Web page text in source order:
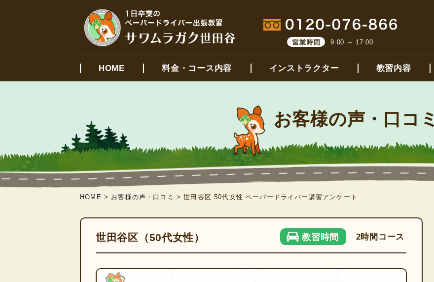
9:00 ～ 17:00
HOME 料金・コース内容 インストラクター 教習内容
お客様の声・口コミ
HOME > お客様の声・口コミ >世田谷区 50代女性 ペーパードライバー講習アンケート
世田谷区（50代女性） 教習時間 2時間コース